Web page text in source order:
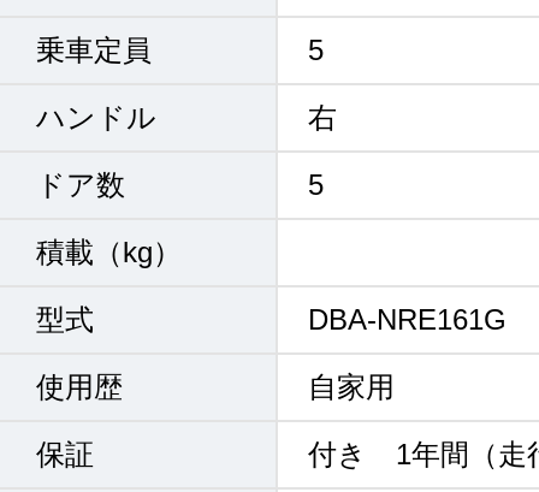
乗車定員 5
ハンドル 右
ドア数 5
積載（kg）
型式 DBA-NRE161G
使用歴 自家用
保証 付き 1年間（走